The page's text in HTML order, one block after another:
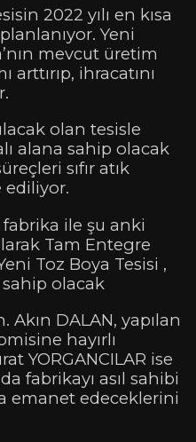
2022 yılı en kısa
Yeni
mevcut üretim
ihracatını
olan tesisle
alana sahip olacak
sıfır atık
ediliyor.
ile şu anki
Tam Entegre
Toz Boya Tesisi ,
olacak
DALAN, yapılan
hayırlı
YORGANCILAR ise
fabrikayı asıl sahibi
emanet edeceklerini